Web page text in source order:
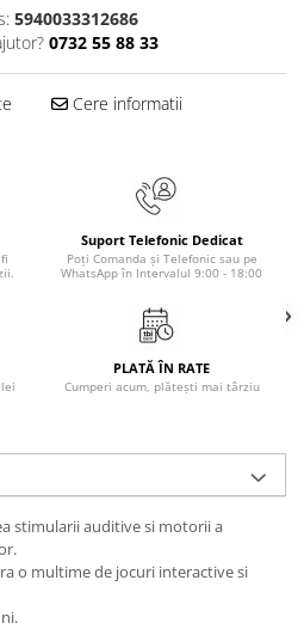
5940033312686
0732 55 88 33
Cere informatii
Suport Telefonic Dedicat
Poți Comanda și Telefonic sau pe
WhatsApp în Intervalul 9:00 - 18:00
PLATĂ ÎN RATE
Cumperi acum, plătești mai târziu
stimularii auditive si motorii a
o multime de jocuri interactive si